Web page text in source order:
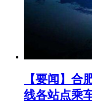
【要闻】合
线各站点乘